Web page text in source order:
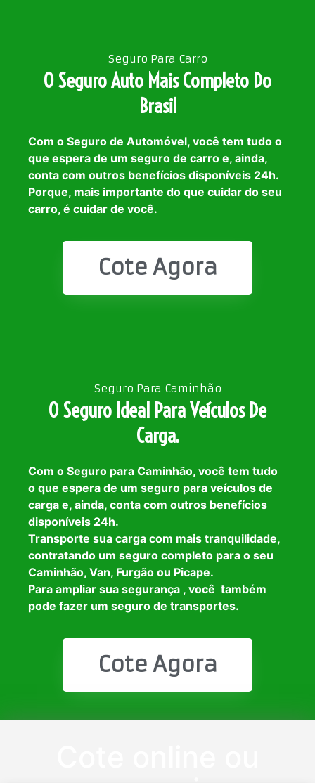
Seguro Para Carro
O Seguro Auto Mais Completo Do
Brasil
Com o Seguro de Automóvel, você tem tudo o
que espera de um seguro de carro e, ainda,
conta com outros benefícios disponíveis 24h.
Porque, mais importante do que cuidar do seu
carro, é cuidar de você.
Cote Agora
Seguro Para Caminhão
O Seguro Ideal Para Veículos De
Carga.
Com o Seguro para Caminhão, você tem tudo
o que espera de um seguro para veículos de
carga e, ainda, conta com outros benefícios
disponíveis 24h.
Transporte sua carga com mais tranquilidade,
contratando um seguro completo para o seu
Caminhão, Van, Furgão ou Picape.
Para ampliar sua segurança , você também
pode fazer um seguro de transportes.
Cote Agora